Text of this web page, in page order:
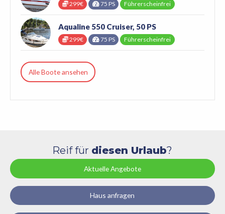
299€ 75 PS Führerscheinfrei
Aqualine 550 Cruiser, 50 PS
299€ 75 PS Führerscheinfrei
Alle Boote ansehen
Reif für diesen Urlaub?
Aktuelle Angebote
Haus anfragen